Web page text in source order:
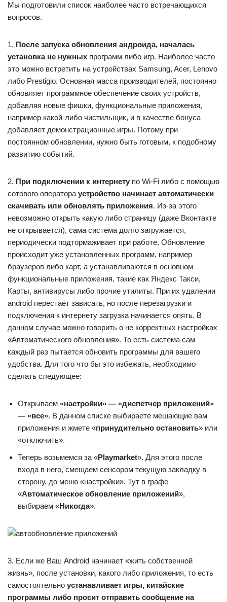
Мы подготовили список наиболее часто встречающихся
вопросов.
1. После запуска обновления андроида, началась
установка не нужных программ либо игр. Наиболее часто
это можно встретить на устройствах Samsung, Acer, Lenovo
либо Prestigio. Основная масса производителей, постоянно
обновляет программное обеспечение своих устройств,
добавляя новые фишки, функциональные приложения,
например какой-либо чистильщик, и в качестве бонуса
добавляет демонстрационные игры. Потому при
постоянном обновлении, нужно быть готовым, к подобному
развитию событий.
2. При подключении к интернету по Wi-Fi либо с помощью
сотового оператора устройство начинает автоматически
скачивать или обновлять приложения. Из-за этого
невозможно открыть какую либо страницу (даже Вконтакте
не открывается), сама система долго загружается,
периодически подтормаживает при работе. Обновление
происходит уже установленных программ, например
браузеров либо карт, а устанавливаются в основном
функциональные приложения, такие как Яндекс Такси,
Карты, антивирусы либо прочие утилиты. При их удалении
android перестаёт зависать, но после перезагрузки и
подключения к интернету загрузка начинается опять. В
данном случае можно говорить о не корректных настройках
«Автоматического обновления». То есть система сам
каждый раз пытается обновить программы для вашего
удобства. Для того что бы это избежать, необходимо
сделать следующее:
Открываем «настройки» — «диспетчер приложений»
— «все». В данном списке выбираете мешающие вам
приложения и жмете «принудительно остановить» или
«отключить».
Теперь возьмемся за «Playmarket». Для этого после
входа в него, смещаем сенсором текущую закладку в
сторону, до меню «настройки». Тут в графе
«Автоматическое обновление приложений»,
выбираем «Никогда».
3. Если же Ваш Android начинает «жить собственной
жизнь», после установки, какого либо приложения, то есть
самостоятельно устанавливает игры, китайские
программы либо просит отправить сообщение на